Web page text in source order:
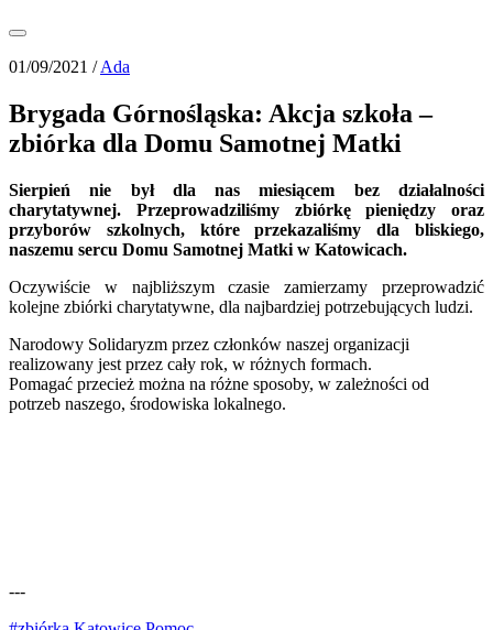
01/09/2021 /Ada
Brygada Górnośląska: Akcja szkoła –
zbiórka dla Domu Samotnej Matki
Sierpień nie był dla nas miesiącem bez działalności
charytatywnej. Przeprowadziliśmy zbiórkę pieniędzy oraz
przyborów szkolnych, które przekazaliśmy dla bliskiego,
naszemu sercu Domu Samotnej Matki w Katowicach.
Oczywiście w najbliższym czasie zamierzamy przeprowadzić
kolejne zbiórki charytatywne, dla najbardziej potrzebujących ludzi.
Narodowy Solidaryzm przez członków naszej organizacji
realizowany jest przez cały rok, w różnych formach.
Pomagać przecież można na różne sposoby, w zależności od
potrzeb naszego, środowiska lokalnego.
---